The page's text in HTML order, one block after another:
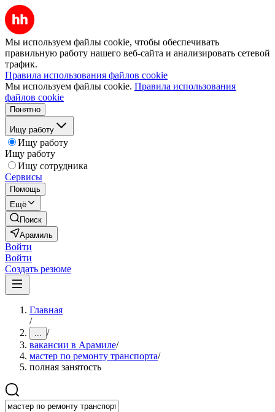
Мы используем файлы cookie, чтобы обеспечивать
правильную работу нашего веб-сайта и анализировать сетевой
трафик.
Правила использования файлов cookie
Мы используем файлы cookie. Правила использования
файлов cookie
Понятно
Ищу работу
Ищу работу
Ищу работу
Ищу сотрудника
Сервисы
Помощь
Ещё
Поиск
Арамиль
Войти
Войти
Создать резюме
Главная
/
... /
вакансии в Арамиле/
мастер по ремонту транспорта/
полная занятость